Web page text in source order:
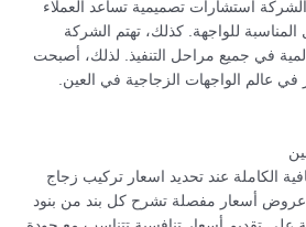
استشارات تصميمية تساعد العملاء
المناسبة للواجهة. كذلك، تهتم الشركة
في جميع مراحل التنفيذ. لذلك، أصبحت
في عالم الواجهات الزجاجية في العين.
الكاملة عند تحديد اسعار تركيب زجاج
عروض أسعار مفصلة تشرح كل بند من بنود